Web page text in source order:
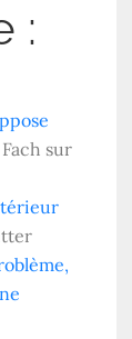
:
sur